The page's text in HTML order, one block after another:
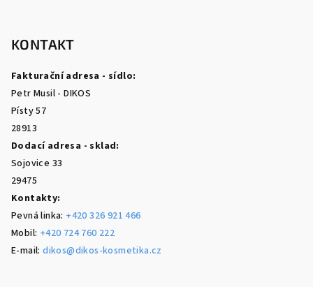
KONTAKT
Fakturační adresa - sídlo:
Petr Musil - DIKOS
Písty 57
28913
Dodací adresa - sklad:
Sojovice 33
29475
Kontakty:
Pevná linka: +420 326 921 466
Mobil: +420 724 760 222
E-mail:dikos@dikos-kosmetika.cz